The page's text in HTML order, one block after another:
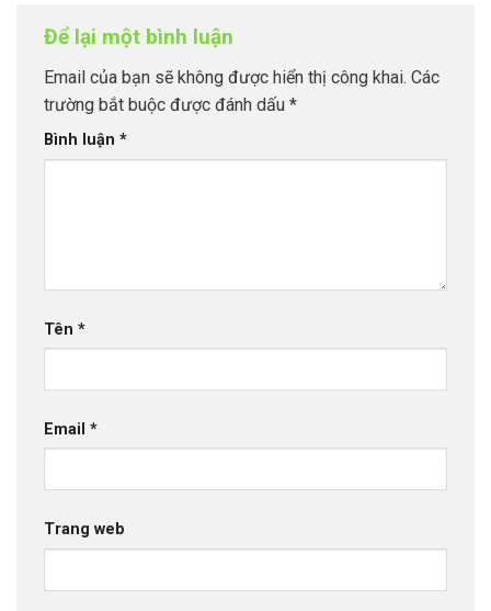
Để lại một bình luận
Email của bạn sẽ không được hiển thị công khai. Các
trường bắt buộc được đánh dấu *
Bình luận *
Tên *
Email *
Trang web